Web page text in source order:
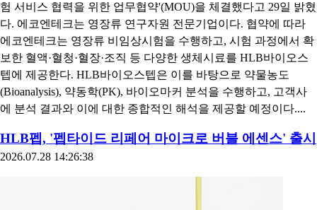
험 서비스 협력을 위한 업무협약'(MOU)을 체결했다고 29일 밝혔
다. 에코엔테크는 영장류 연구자원 전문기업이다. 협약에 따라
에코엔테크는 영장류 비임상시험을 수행하고, 시험 과정에서 확
보한 혈액·혈청·혈장·조직 등 다양한 생체시료를 HLB바이오스
텝에 제공한다. HLB바이오스텝은 이를 바탕으로 약물농도
(Bioanalysis), 약동학(PK), 바이오마커 분석을 수행하고, 고객사
에 분석 결과와 이에 대한 종합적인 해석을 제공할 예정이다....
HLB펩, '펩타이드 리페어 마이크로 버블 에센스' 출시
2026.07.28 14:26:38